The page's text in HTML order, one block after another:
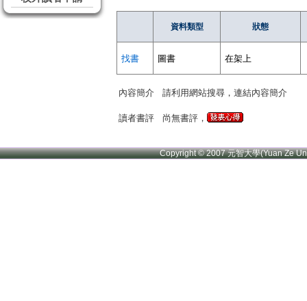
資料類型 狀態
找書 圖書 在架上
內容簡介 請利用網站搜尋，連結內容簡介
讀者書評 尚無書評，
Copyright © 2007 元智大學(Yuan Ze